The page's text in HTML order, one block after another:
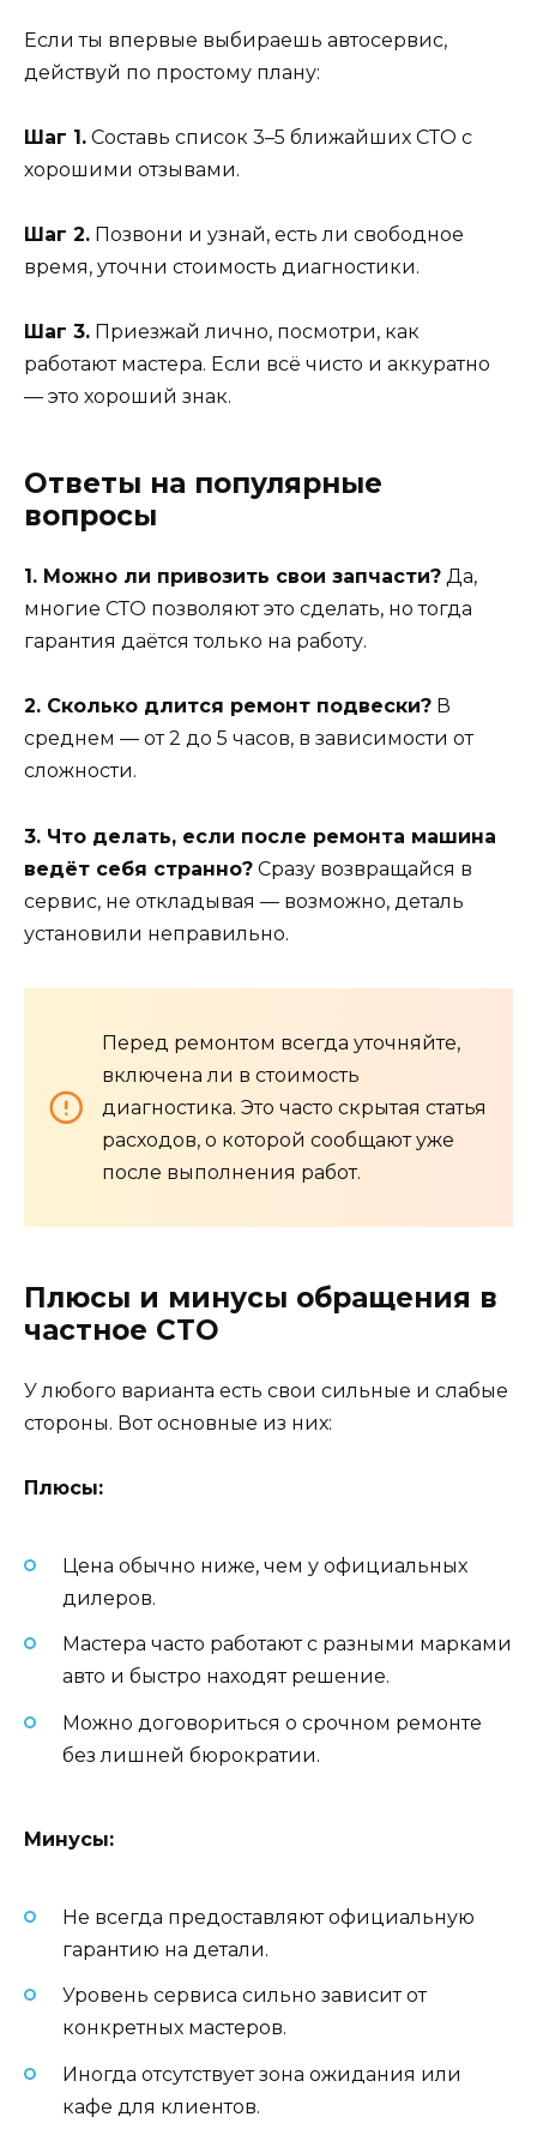
Если ты впервые выбираешь автосервис,
действуй по простому плану:
Шаг 1. Составь список 3–5 ближайших СТО с
хорошими отзывами.
Шаг 2. Позвони и узнай, есть ли свободное
время, уточни стоимость диагностики.
Шаг 3. Приезжай лично, посмотри, как
работают мастера. Если всё чисто и аккуратно
— это хороший знак.
Ответы на популярные
вопросы
1. Можно ли привозить свои запчасти? Да,
многие СТО позволяют это сделать, но тогда
гарантия даётся только на работу.
2. Сколько длится ремонт подвески? В
среднем — от 2 до 5 часов, в зависимости от
сложности.
3. Что делать, если после ремонта машина
ведёт себя странно? Сразу возвращайся в
сервис, не откладывая — возможно, деталь
установили неправильно.
Перед ремонтом всегда уточняйте,
включена ли в стоимость
диагностика. Это часто скрытая статья
расходов, о которой сообщают уже
после выполнения работ.
Плюсы и минусы обращения в
частное СТО
У любого варианта есть свои сильные и слабые
стороны. Вот основные из них:
Плюсы:
Цена обычно ниже, чем у официальных
дилеров.
Мастера часто работают с разными марками
авто и быстро находят решение.
Можно договориться о срочном ремонте
без лишней бюрократии.
Минусы:
Не всегда предоставляют официальную
гарантию на детали.
Уровень сервиса сильно зависит от
конкретных мастеров.
Иногда отсутствует зона ожидания или
кафе для клиентов.